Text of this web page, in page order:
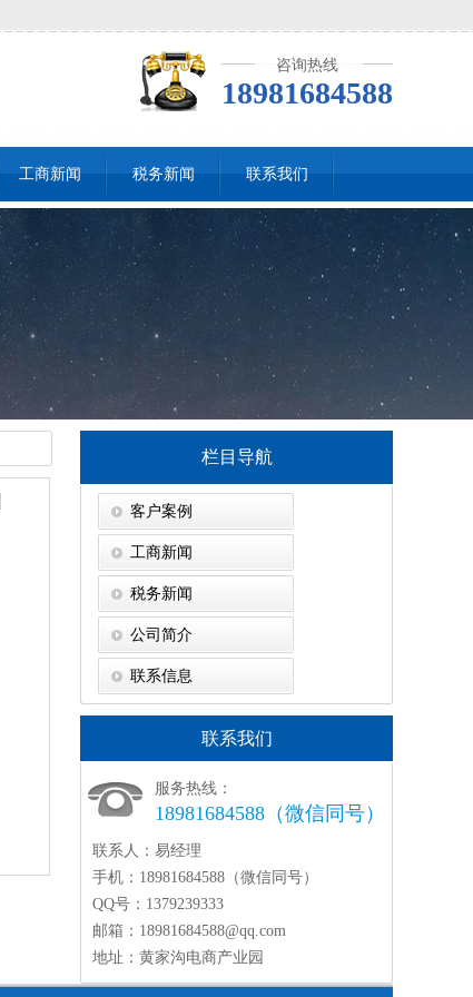
咨询热线
18981684588
工商新闻 税务新闻 联系我们
栏目导航
客户案例
工商新闻
税务新闻
公司简介
联系信息
联系我们
服务热线：
18981684588（微信同号）
联系人： 易经理
手机： 18981684588（微信同号）
QQ号： 1379239333
邮箱： 18981684588@qq.com
地址： 黄家沟电商产业园